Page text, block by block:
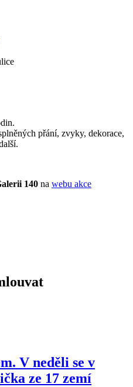
přání, zvyky, dekorace,
140 na webu akce
V neděli se v
ze 17 zemí